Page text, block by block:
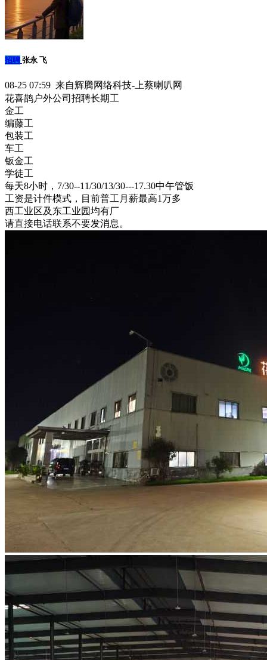
招聘 张永 飞
08-25 07:59 来自辉腾网络科技-上蔡喇叭网
花喜鹊户外公司招聘长期工
金工
编藤工
包装工
车工
钣金工
学徒工
每天8小时，7/30--11/30/13/30---17.30中午管饭
工资是计件模式，目前普工月薪最高1万多
西工业区及东工业园均有厂
请直接电话联系不要发消息。